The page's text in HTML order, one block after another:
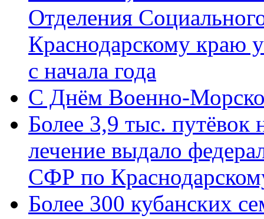
Отделения
Краснодарскому краю
с начала года
C Днём Военно-
Более 3,9 тыс. путёвок
лечение выдало
СФР по
Более 300 кубанских